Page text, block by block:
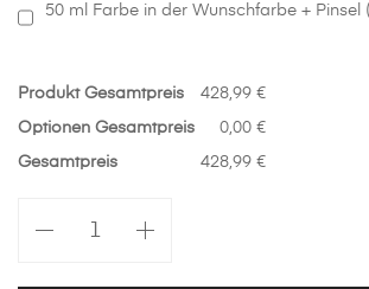
50 ml Farbe in der Wunschfarbe + Pinsel
Produkt Gesamtpreis 428,99 €
Optionen Gesamtpreis 0,00 €
Gesamtpreis 428,99 €